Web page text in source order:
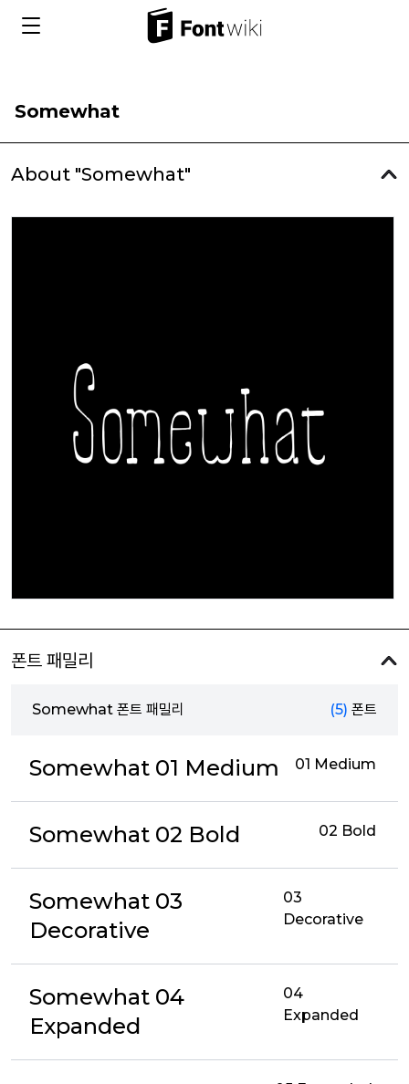
Somewhat
About "Somewhat"
폰트 패밀리
Somewhat 폰트 패밀리 (5) 폰트
Somewhat 01 Medium 01 Medium
Somewhat 02 Bold 02 Bold
Somewhat 03
Decorative
03
Decorative
Somewhat 04
Expanded
04
Expanded